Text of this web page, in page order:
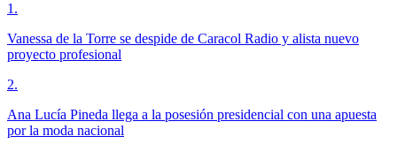
1 .
Vanessa de la Torre se despide de Caracol Radio y alista nuevo
proyecto profesional
2.
Ana Lucía Pineda llega a la posesión presidencial con una apuesta
por la moda nacional